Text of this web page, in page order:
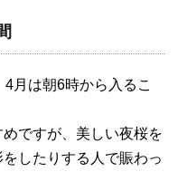
月は朝6時から入るこ
ですが、美しい夜桜を
したりする人で賑わっ